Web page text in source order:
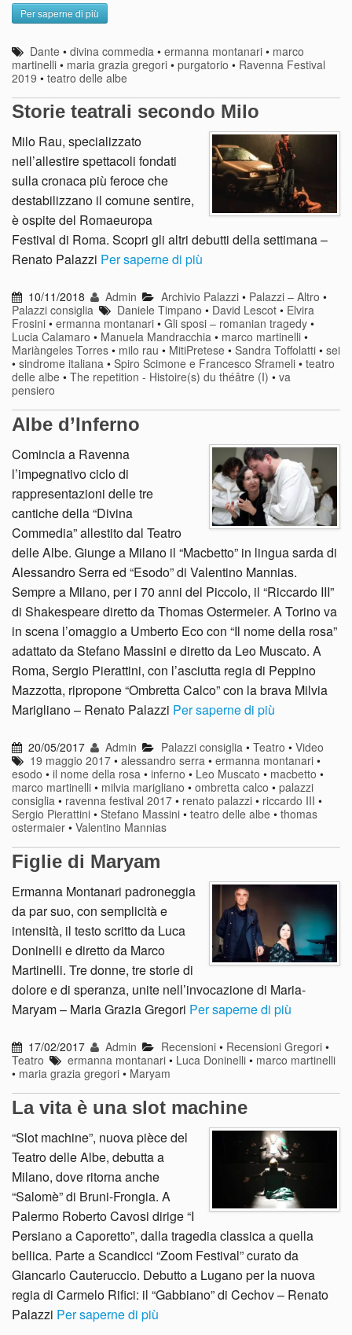
Per saperne di più
Dante •divina commedia •ermanna montanari • marco
martinelli • maria grazia gregori • purgatorio • Ravenna Festival
2019 • teatro delle albe
Storie teatrali secondo Milo
Milo Rau, specializzato
nell’allestire spettacoli fondati
sulla cronaca più feroce che
destabilizzano il comune sentire,
è ospite del Romaeuropa
Festival di Roma. Scopri gli altri debutti della settimana –
Renato Palazzi Per saperne di più
10/11/2018 Admin Archivio Palazzi• Palazzi – Altro •
Palazzi consiglia
Daniele Timpano • David Lescot • Elvira
Frosini • ermanna montanari • Gli sposi – romanian tragedy •
Lucia Calamaro • Manuela Mandracchia • marco martinelli •
Mariàngeles Torres • milo rau • MitiPretese • Sandra Toffolatti • sei
• sindrome italiana • Spiro Scimone e Francesco Sframeli • teatro
delle albe • The repetition - Histoire(s) du théâtre (I) • va
pensiero
Albe d’Inferno
Comincia a Ravenna
l’impegnativo ciclo di
rappresentazioni delle tre
cantiche della “Divina
Commedia” allestito dal Teatro
delle Albe. Giunge a Milano il “Macbetto” in lingua sarda di
Alessandro Serra ed “Esodo” di Valentino Mannias.
Sempre a Milano, per i 70 anni del Piccolo, il “Riccardo III”
di Shakespeare diretto da Thomas Ostermeier. A Torino va
in scena l’omaggio a Umberto Eco con “Il nome della rosa”
adattato da Stefano Massini e diretto da Leo Muscato. A
Roma, Sergio Pierattini, con l’asciutta regia di Peppino
Mazzotta, ripropone “Ombretta Calco” con la brava Milvia
Marigliano – Renato Palazzi Per saperne di più
20/05/2017 Admin Palazzi consiglia• Teatro • Video
19 maggio 2017 •alessandro serra •ermanna montanari •
esodo • il nome della rosa • inferno • Leo Muscato • macbetto •
marco martinelli • milvia marigliano • ombretta calco • palazzi
consiglia • ravenna festival 2017 • renato palazzi • riccardo III •
Sergio Pierattini • Stefano Massini • teatro delle albe • thomas
ostermaier • Valentino Mannias
Figlie di Maryam
Ermanna Montanari padroneggia
da par suo, con semplicità e
intensità, il testo scritto da Luca
Doninelli e diretto da Marco
Martinelli. Tre donne, tre storie di
dolore e di speranza, unite nell’invocazione di Maria-
Maryam – Maria Grazia Gregori Per saperne di più
17/02/2017 Admin Recensioni• Recensioni Gregori•
Teatro
ermanna montanari • Luca Doninelli • marco martinelli
• maria grazia gregori • Maryam
La vita è una slot machine
“Slot machine”, nuova pièce del
Teatro delle Albe, debutta a
Milano, dove ritorna anche
“Salomè” di Bruni-Frongia. A
Palermo Roberto Cavosi dirige “I
Persiano a Caporetto”, dalla tragedia classica a quella
bellica. Parte a Scandicci “Zoom Festival” curato da
Giancarlo Cauteruccio. Debutto a Lugano per la nuova
regia di Carmelo Rifici: il “Gabbiano” di Cechov – Renato
Palazzi Per saperne di più